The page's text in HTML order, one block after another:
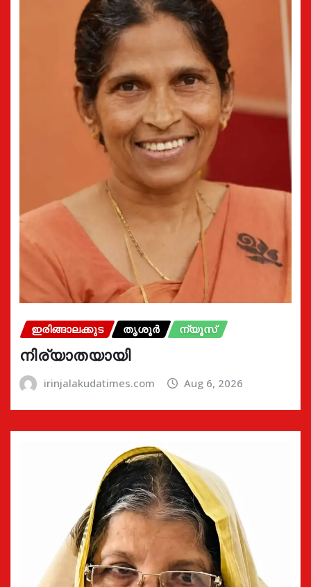
ഇരിങ്ങാലക്കുട തൃശൂർ ന്യൂസ്
നിര്യാതയായി
irinjalakudatimes.com Aug 6, 2026